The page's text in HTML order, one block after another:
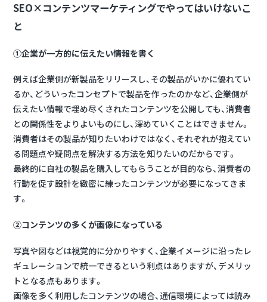
SEO×コンテンツマーケティングでやってはいけないこ
と
①企業が一方的に伝えたい情報を書く
例えば企業側が新製品をリリースし、その製品がいかに優れてい
るか、どういったコンセプトで製品を作ったのかなど、企業側が
伝えたい情報で埋め尽くされたコンテンツを公開しても、消費者
との関係性をよりよいものにし、深めていくことはできません。
消費者はその製品が知りたいわけではなく、それぞれが抱えてい
る問題点や疑問点を解決する方法を知りたいのだからです。
最終的に自社の製品を購入してもらうことが目的なら、消費者の
行動を促す設計を緻密に練ったコンテンツが必要になってきま
す。
②コンテンツの多くが画像になっている
写真や図などは視覚的に分かりやすく、企業イメージに沿ったレ
ギュレーションで統一できるという利点はありますが、デメリッ
トとなる点もあります。
画像を多く利用したコンテンツの場合、通信環境によっては読み